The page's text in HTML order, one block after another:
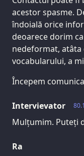
acestor spasme.
îndoială orice
deoarece dorim
nedeformat,
vocabularului, a
Începem
80.1
Intervievator
Mulțumim. Puteți
Ra